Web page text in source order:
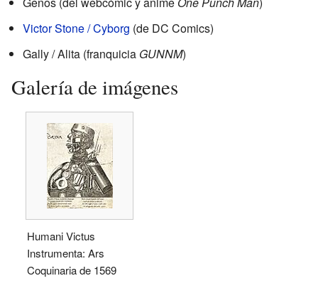
Victor Stone / Cyborg (de DC Comics)
Gally / Alita (franquicia GUNNM)
Galería de imágenes
Humani Victus
Instrumenta: Ars
Coquinaria de 1569